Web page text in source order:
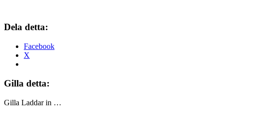
Dela detta:
Facebook
X
Gilla detta:
Gilla Laddar in …